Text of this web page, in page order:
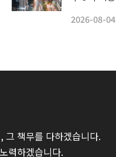
2026-08-04
그 책무를 다하겠습니다.
력하겠습니다.